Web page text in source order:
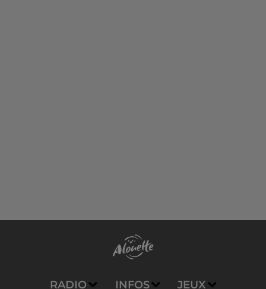
RADIO INFOS JEUX